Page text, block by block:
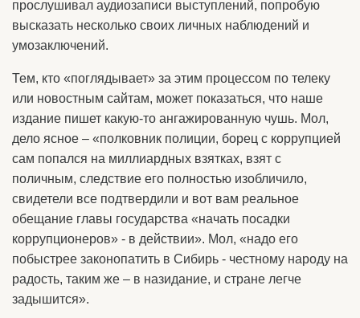
прослушивал аудиозаписи выступлений, попробую
высказать несколько своих личных наблюдений и
умозаключений.
Тем, кто «поглядывает» за этим процессом по телеку
или новостным сайтам, может показаться, что наше
издание пишет какую-то ангажированную чушь. Мол,
дело ясное – «полковник полиции, борец с коррупцией
сам попался на миллиардных взятках, взят с
поличным, следствие его полностью изобличило,
свидетели все подтвердили и вот вам реальное
обещание главы государства «начать посадки
коррупционеров» - в действии». Мол, «надо его
побыстрее законопатить в Сибирь - честному народу на
радость, таким же – в назидание, и стране легче
задышится».